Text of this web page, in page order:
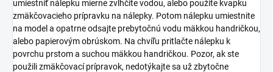
umiestniť nálepku mierne zvlhčite vodou, alebo použite kvapku
zmäkčovacieho prípravku na nálepky. Potom nálepku umiestnite
na model a opatrne odsajte prebytočnú vodu mäkkou handričkou,
alebo papierovým obrúskom. Na chvíľu pritlačte nálepku k
povrchu prstom a suchou mäkkou handričkou. Pozor, ak ste
použili zmäkčovací prípravok, nedotýkajte sa už zbytočne